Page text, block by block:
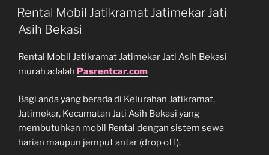
Rental Mobil Jatikramat Jatimekar Jati
Asih Bekasi
Rental Mobil Jatikramat Jatimekar Jati Asih Bekasi
murah adalah Pasrentcar.com
Bagi anda yang berada di Kelurahan Jatikramat,
Jatimekar, Kecamatan Jati Asih Bekasi yang
membutuhkan mobil Rental dengan sistem sewa
harian maupun jemput antar (drop off).